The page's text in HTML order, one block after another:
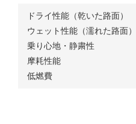
ドライ性能（乾いた路面）
ウェット性能（濡れた路面）
乗り心地・静粛性
摩耗性能
低燃費